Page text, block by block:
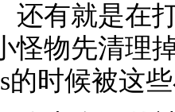
还有就是在
怪物先清理
的时候被这